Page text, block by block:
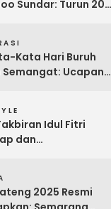
Sundar: Turun 20
Kata Hari Buruh
Semangat: Ucapan
Idul Fitri
dan
2025 Resmi